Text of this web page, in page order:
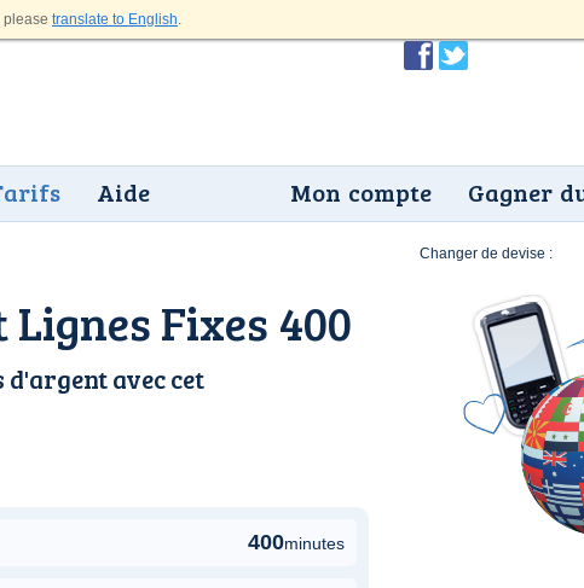
please translate to English.
Aide Gagner
Mon compte
Changer de devise :
Fixes 400
d'argent avec cet
400minutes